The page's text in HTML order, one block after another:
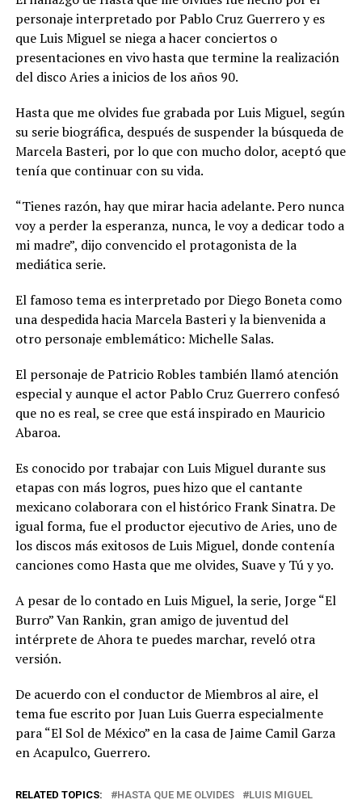
personaje interpretado por Pablo Cruz Guerrero y es
que Luis Miguel se niega a hacer conciertos o
presentaciones en vivo hasta que termine la realización
del disco Aries a inicios de los años 90.
Hasta que me olvides fue grabada por Luis Miguel, según
su serie biográfica, después de suspender la búsqueda de
Marcela Basteri, por lo que con mucho dolor, aceptó que
tenía que continuar con su vida.
“Tienes razón, hay que mirar hacia adelante. Pero nunca
voy a perder la esperanza, nunca, le voy a dedicar todo a
mi madre”, dijo convencido el protagonista de la
mediática serie.
El famoso tema es interpretado por Diego Boneta como
una despedida hacia Marcela Basteri y la bienvenida a
otro personaje emblemático: Michelle Salas.
El personaje de Patricio Robles también llamó atención
especial y aunque el actor Pablo Cruz Guerrero confesó
que no es real, se cree que está inspirado en Mauricio
Abaroa.
Es conocido por trabajar con Luis Miguel durante sus
etapas con más logros, pues hizo que el cantante
mexicano colaborara con el histórico Frank Sinatra. De
igual forma, fue el productor ejecutivo de Aries, uno de
los discos más exitosos de Luis Miguel, donde contenía
canciones como Hasta que me olvides, Suave y Tú y yo.
A pesar de lo contado en Luis Miguel, la serie, Jorge “El
Burro” Van Rankin, gran amigo de juventud del
intérprete de Ahora te puedes marchar, reveló otra
versión.
De acuerdo con el conductor de Miembros al aire, el
tema fue escrito por Juan Luis Guerra especialmente
para “El Sol de México” en la casa de Jaime Camil Garza
en Acapulco, Guerrero.
RELATED TOPICS: HASTA QUE ME OLVIDES
LUIS MIGUEL